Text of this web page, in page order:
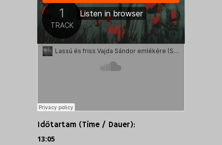
Időtartam (Time / Dauer):
13:05